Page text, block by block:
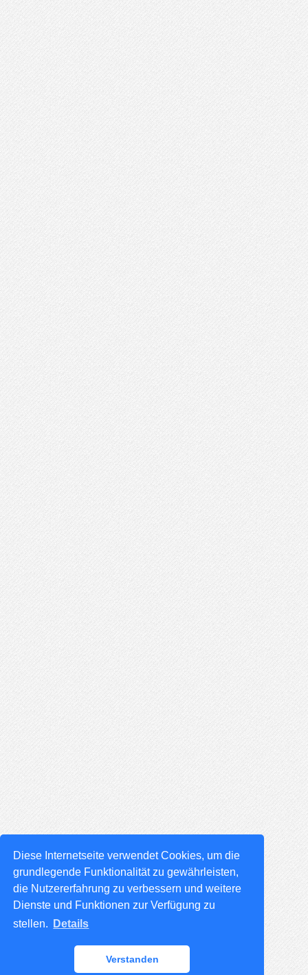
Diese Internetseite verwendet Cookies, um die
grundlegende Funktionalität zu gewährleisten,
die Nutzererfahrung zu verbessern und weitere
Dienste und Funktionen zur Verfügung zu
stellen.
Details
Verstanden